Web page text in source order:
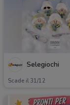
Selegiochi
Scade il 31/12